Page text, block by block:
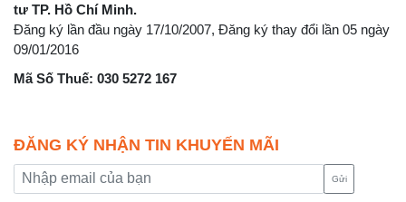
tư TP. Hồ Chí Minh.
Đăng ký lần đầu ngày 17/10/2007, Đăng ký thay đổi lần 05 ngày
09/01/2016
Mã Số Thuế: 030 5272 167
ĐĂNG KÝ NHẬN TIN KHUYẾN MÃI
Gửi